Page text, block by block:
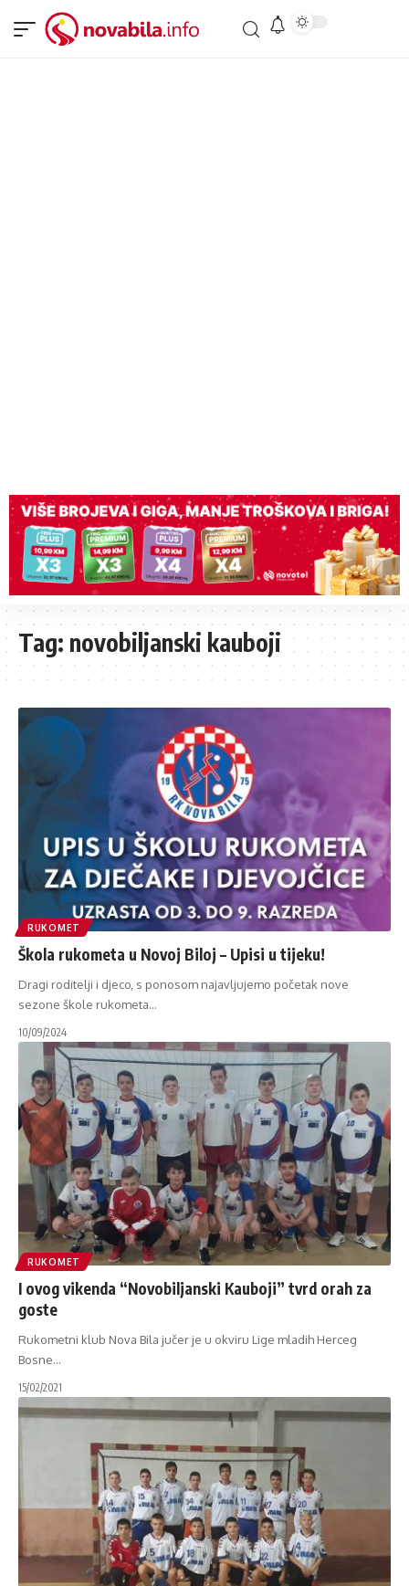
Tag: novobiljanski kauboji
RUKOMET
Škola rukometa u Novoj Biloj – Upisi u tijeku!
Dragi roditelji i djeco, s ponosom najavljujemo početak nove
sezone škole rukometa…
10/09/2024
RUKOMET
I ovog vikenda “Novobiljanski Kauboji” tvrd orah za
goste
Rukometni klub Nova Bila jučer je u okviru Lige mladih Herceg
Bosne…
15/02/2021